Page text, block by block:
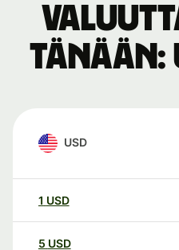
tänään:
USD
1 USD
5 USD